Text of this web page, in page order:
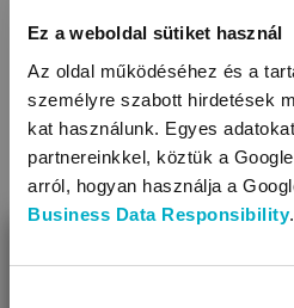
Ez a weboldal sütiket használ
Az oldal működéséhez és a
személyre szabott hirdetések
kat használunk. Egyes
partnereinkkel, köztük a
arról, hogyan használja a
Business Data Responsibility.
Méret: 56 80